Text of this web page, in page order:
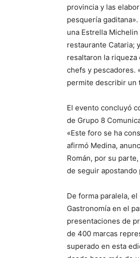
provincia y las
pesquería
una Estrella
restaurante Cataria;
resaltaron la riqueza
chefs y pescadores.
permite describir un
El evento concluyó
de Grupo 8
«Este foro se ha
afirmó Medina,
Román, por su
de seguir apostando
De forma paralela,
Gastronomía en el
presentaciones de
de 400 marcas
superado en esta